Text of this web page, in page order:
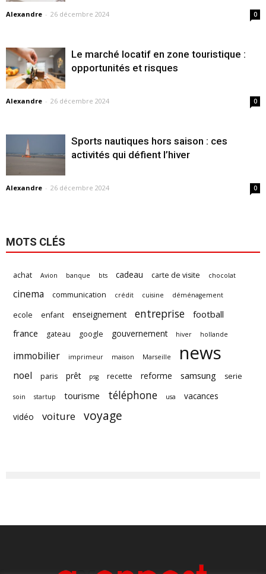
Alexandre - 26 décembre 2024 0
Le marché locatif en zone touristique :
opportunités et risques
Alexandre - 26 décembre 2024 0
Sports nautiques hors saison : ces
activités qui défient l’hiver
Alexandre - 26 décembre 2024 0
MOTS CLÉS
achat Avion banque bts cadeau carte de visite chocolat
cinema communication crédit cuisine déménagement
ecole enfant enseignement entreprise
football
france
gateau google gouvernement hiver hollande
immobilier imprimeur maison Marseille news
noel paris prêt psg recette reforme samsung serie
soin startup tourisme téléphone usa
vacances
vidéo
voiture voyage